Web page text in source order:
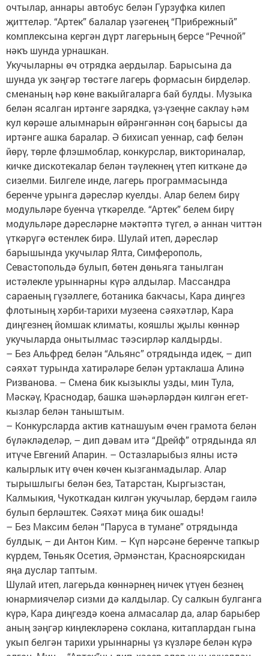
очтылар, аннары автобус белән Гурзуфка килеп
җиттеләр. “Артек” балалар үзәгенең “Прибрежный”
комплексына кергән дүрт лагерьның берсе “Речной”
нәкъ шунда урнашкан.
Укучыларны өч отрядка аердылар. Барысына да
шунда ук зәңгәр төстәге лагерь формасын бирделәр.
сменаның һәр көне вакыйгаларга бай булды. Музыка
белән ясалган иртәнге зарядка, үз-үзеңне саклау һәм
кул көрәше алымнарын өйрәнгәннән соң барысы да
иртәнге ашка баралар. Ә бихисап уеннар, саф белән
йөрү, төрле флэшмоблар, конкурслар, викториналар,
кичке дискотекалар белән тәүлекнең үтеп киткәне дә
сизелми. Билгеле инде, лагерь программасында
беренче урынга дәресләр куелды. Алар белем бирү
модульләре буенча үткәрелде. “Артек” белем бирү
модульләре дәресләрне мәктәптә түгел, ә аннан читтән
үткәрүгә өстенлек бирә. Шулай итеп, дәресләр
барышында укучылар Ялта, Симферополь,
Севастопольдә булып, бөтен дөньяга танылган
истәлекле урыннарны күрә алдылар. Массандра
сараеның гүзәллеге, ботаника бакчасы, Кара диңгез
флотының хәрби-тарихи музеена сәяхәтләр, Кара
диңгезнең йомшак климаты, кояшлы җылы көннәр
укучыларда онытылмас тәэсирләр калдырды.
– Без Альфред белән “Альянс” отрядында идек, – дип
сәяхәт турында хатирәләре белән уртаклаша Алинә
Ризванова. – Смена бик кызыклы узды, мин Тула,
Мәскәү, Краснодар, башка шәһәрләрдән килгән егет-
кызлар белән таныштым.
– Конкурсларда актив катнашуым өчен грамота белән
бүләкләделәр, – дип дәвам итә “Дрейф” отрядында ял
итүче Евгений Апарин. – Остазларыбыз ялны истә
калырлык итү өчен көчен кызганмадылар. Алар
тырышлыгы белән без, Татарстан, Кыргызстан,
Калмыкия, Чукоткадан килгән укучылар, бердәм гаилә
булып берләштек. Сәяхәт миңа бик ошады!
– Без Максим белән “Паруса в тумане” отрядында
булдык, – ди Антон Ким. – Күп нәрсәне беренче тапкыр
күрдем, Төньяк Осетия, Әрмәнстан, Красноярскидан
яңа дуслар таптым.
Шулай итеп, лагерьда көннәрнең ничек үтүен безнең
юнармиячеләр сизми дә калдылар. Су салкын булганга
күрә, Кара диңгездә коена алмасалар да, алар барыбер
аның зәңгәр киңлекләренә соклана, китаплардан гына
укып белгән тарихи урыннарны үз күзләре белән күрә